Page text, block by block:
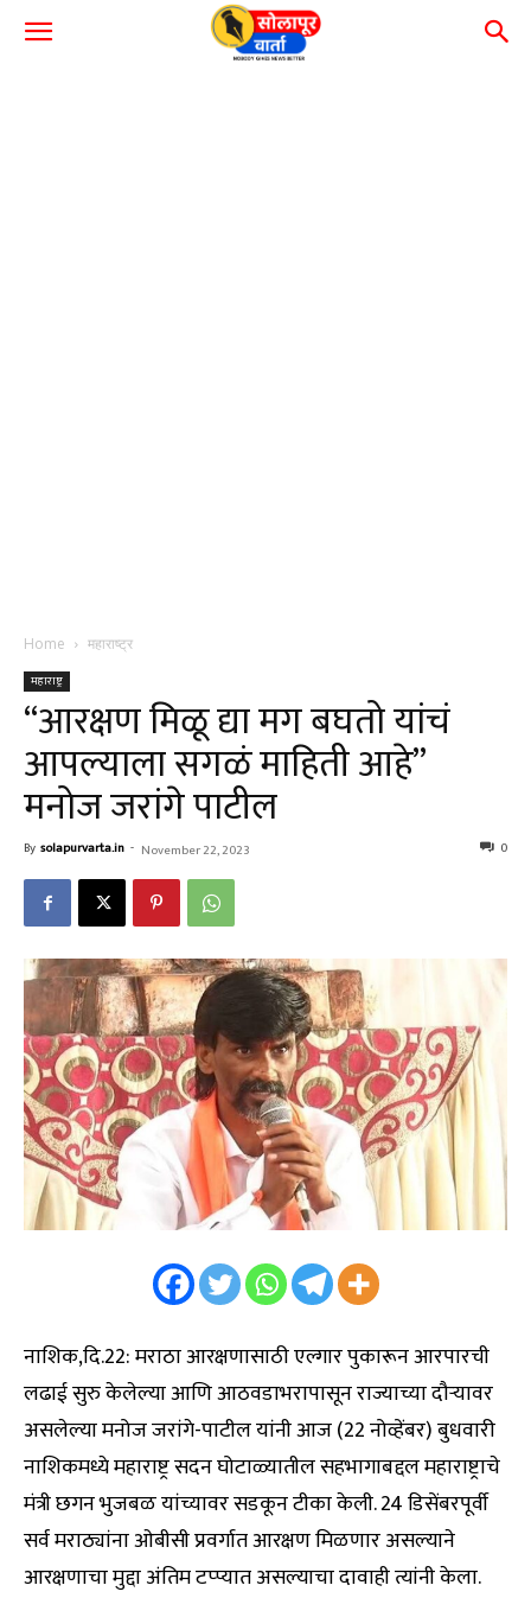
Home महाराष्ट्र
महाराष्ट्र
“आरक्षण मिळू द्या मग बघतो यांचं
आपल्याला सगळं माहिती आहे”
मनोज जरांगे पाटील
By solapurvarta.in - November 22, 2023 0
नाशिक,दि.22: मराठा आरक्षणासाठी एल्गार पुकारून आरपारची
लढाई सुरु केलेल्या आणि आठवडाभरापासून राज्याच्या दौऱ्यावर
असलेल्या मनोज जरांगे-पाटील यांनी आज (22 नोव्हेंबर) बुधवारी
नाशिकमध्ये महाराष्ट्र सदन घोटाळ्यातील सहभागाबद्दल महाराष्ट्राचे
मंत्री छगन भुजबळ यांच्यावर सडकून टीका केली. 24 डिसेंबरपूर्वी
सर्व मराठ्यांना ओबीसी प्रवर्गात आरक्षण मिळणार असल्याने
आरक्षणाचा मुद्दा अंतिम टप्प्यात असल्याचा दावाही त्यांनी केला.